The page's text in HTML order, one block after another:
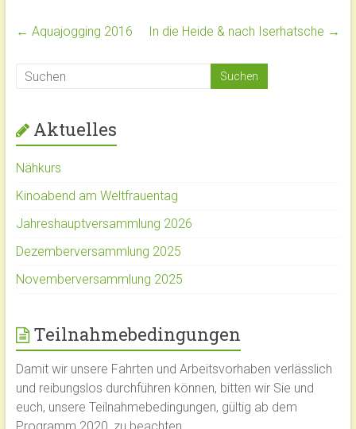
← Aquajogging 2016 In die Heide & nach Iserhatsche →
Aktuelles
Nähkurs
Kinoabend am Weltfrauentag
Jahreshauptversammlung 2026
Dezemberversammlung 2025
Novemberversammlung 2025
Teilnahmebedingungen
Damit wir unsere Fahrten und Arbeitsvorhaben verlässlich
und reibungslos durchführen können, bitten wir Sie und
euch, unsere Teilnahmebedingungen, gültig ab dem